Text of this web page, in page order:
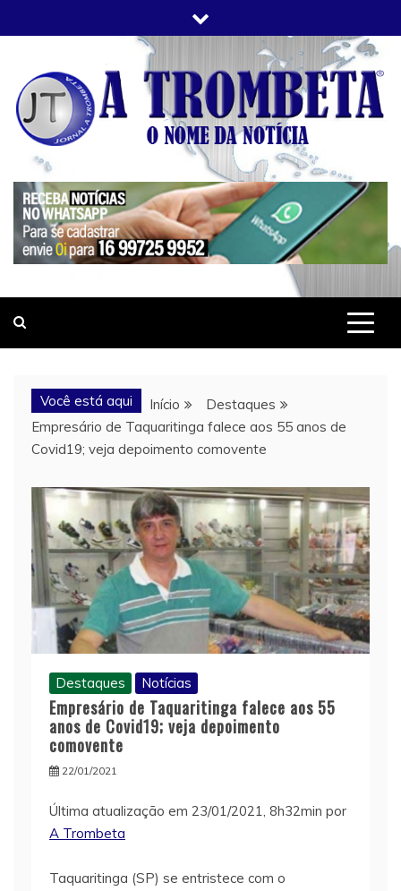
to
JORNAL A TROMBETA
O Nome da Notícia
Você está aqui Início
Destaques
Empresário de Taquaritinga falece aos 55 anos de
Covid19; veja depoimento comovente
Destaques Notícias
Empresário de Taquaritinga falece aos 55
anos de Covid19; veja depoimento
comovente
22/01/2021
Última atualização em 23/01/2021, 8h32min por
A Trombeta
Taquaritinga (SP) se entristece com o